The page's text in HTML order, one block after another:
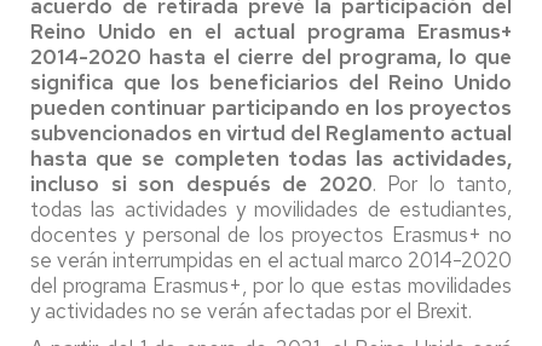
acuerdo de retirada prevé la participación del
Reino Unido en el actual programa Erasmus+
2014-2020 hasta el cierre del programa, lo que
significa que los beneficiarios del Reino Unido
pueden continuar participando en los proyectos
subvencionados en virtud del Reglamento actual
hasta que se completen todas las actividades,
incluso si son después de 2020. Por lo tanto,
todas las actividades y movilidades de estudiantes,
docentes y personal de los proyectos Erasmus+ no
se verán interrumpidas en el actual marco 2014-2020
del programa Erasmus+, por lo que estas movilidades
y actividades no se verán afectadas por el Brexit.